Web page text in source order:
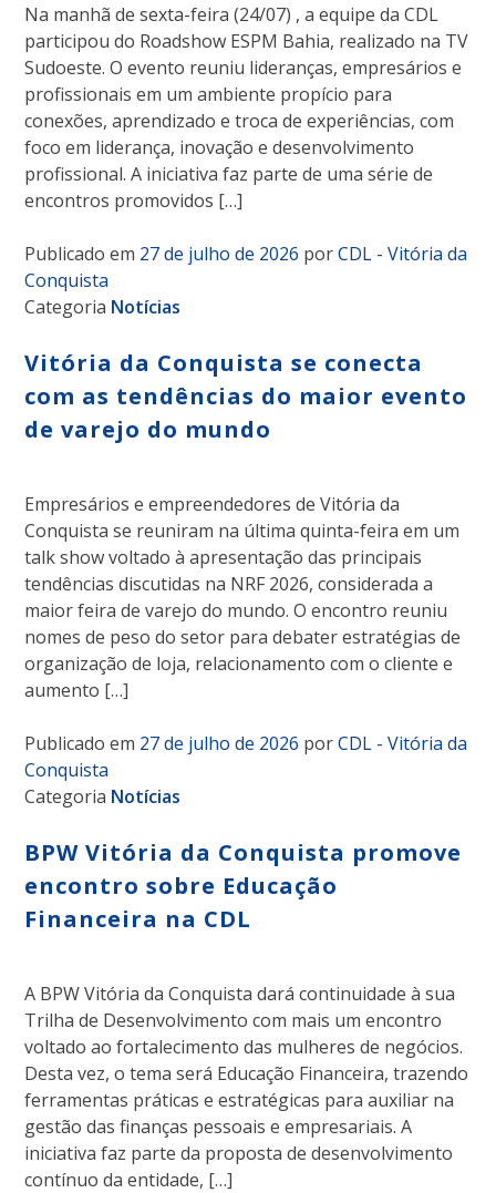
Na manhã de sexta-feira (24/07) , a equipe da CDL
participou do Roadshow ESPM Bahia, realizado na TV
Sudoeste. O evento reuniu lideranças, empresários e
profissionais em um ambiente propício para
conexões, aprendizado e troca de experiências, com
foco em liderança, inovação e desenvolvimento
profissional. A iniciativa faz parte de uma série de
encontros promovidos […]
Publicado em 27 de julho de 2026 porCDL - Vitória da
Conquista
Categoria Notícias
Vitória da Conquista se conecta
com as tendências do maior evento
de varejo do mundo
Empresários e empreendedores de Vitória da
Conquista se reuniram na última quinta-feira em um
talk show voltado à apresentação das principais
tendências discutidas na NRF 2026, considerada a
maior feira de varejo do mundo. O encontro reuniu
nomes de peso do setor para debater estratégias de
organização de loja, relacionamento com o cliente e
aumento […]
Publicado em 27 de julho de 2026 porCDL - Vitória da
Conquista
Categoria Notícias
BPW Vitória da Conquista promove
encontro sobre Educação
Financeira na CDL
A BPW Vitória da Conquista dará continuidade à sua
Trilha de Desenvolvimento com mais um encontro
voltado ao fortalecimento das mulheres de negócios.
Desta vez, o tema será Educação Financeira, trazendo
ferramentas práticas e estratégicas para auxiliar na
gestão das finanças pessoais e empresariais. A
iniciativa faz parte da proposta de desenvolvimento
contínuo da entidade, […]